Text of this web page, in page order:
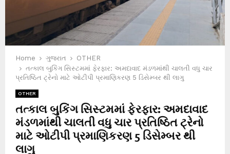
Home ગુજરાત
OTHER
તત્કાલ બુકિંગ સિસ્ટમમાં ફેરફાર: અમદાવાદ મંડળમાંથી ચાલતી વધુ ચાર
પ્રતિષ્ઠિત ટ્રેનો માટે ઓટીપી પ્રમાણિકરણ 5 ડિસેમ્બર થી લાગુ
OTHER
તત્કાલ બુકિંગ સિસ્ટમમાં ફેરફાર: અમદાવાદ
મંડળમાંથી ચાલતી વધુ ચાર પ્રતિષ્ઠિત ટ્રેનો
માટે ઓટીપી પ્રમાણિકરણ 5 ડિસેમ્બર થી
લાગુ